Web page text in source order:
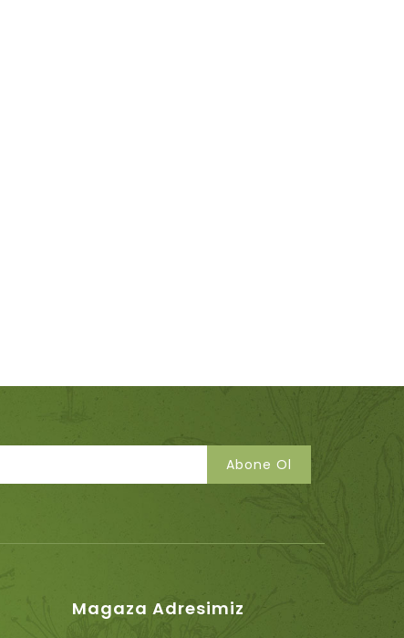
Abone Ol
Magaza Adresimiz